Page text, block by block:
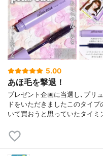
5.00
あほ毛を撃退！
プレゼント企画に当選し､プリ
ドをいただきましたこのタイ
いて買おうと思っていたタイミ